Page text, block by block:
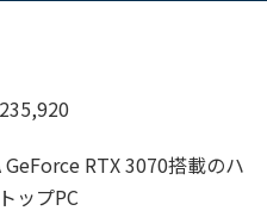
RTX 3070搭載のハ
ップPC